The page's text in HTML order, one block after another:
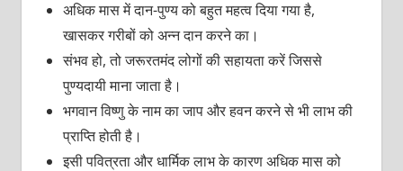
अधिक मास में दान-पुण्य को बहुत महत्व दिया गया है,
खासकर गरीबों को अन्न दान करने का।
संभव हो, तो जरूरतमंद लोगों की सहायता करें जिससे
पुण्यदायी माना जाता है।
भगवान विष्णु के नाम का जाप और हवन करने से भी लाभ की
प्राप्ति होती है।
इसी पवित्रता और धार्मिक लाभ के कारण अधिक मास को